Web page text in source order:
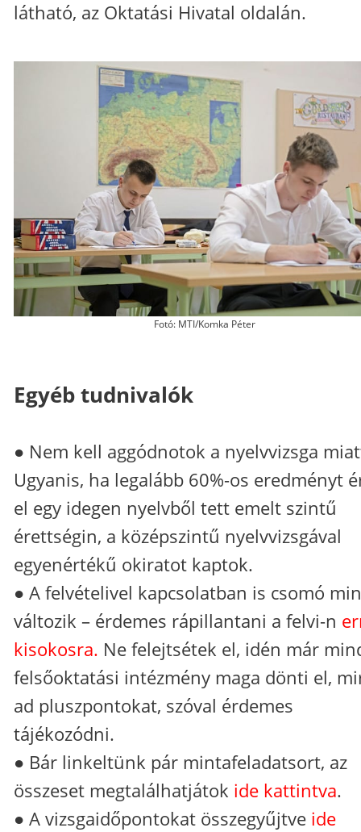
látható, az Oktatási Hivatal oldalán.
Fotó: MTI/Komka Péter
Egyéb tudnivalók
● Nem kell aggódnotok a nyelvvizsga
Ugyanis, ha legalább 60%-os eredményt
el egy idegen nyelvből tett emelt szintű
érettségin, a középszintű nyelvvizsgával
egyenértékű okiratot kaptok.
● A felvételivel kapcsolatban is csomó
változik – érdemes rápillantani a felvi-n
kisokosra. Ne felejtsétek el, idén már
felsőoktatási intézmény maga dönti el,
ad pluszpontokat, szóval érdemes
tájékozódni.
● Bár linkeltünk pár mintafeladatsort, az
összeset megtalálhatjátok ide kattintva.
● A vizsgaidőpontokat összegyűjtve ide